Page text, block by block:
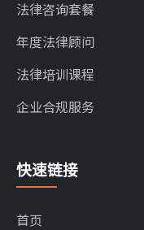
法律咨询套餐
年度法律顾问
法律培训课程
企业合规服务
快速链接
首页